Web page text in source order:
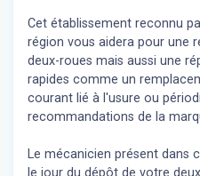
Cet établissement reconnu
région vous aidera pour une
deux-roues mais aussi une
rapides comme un
courant lié à l'usure ou
recommandations de la
Le mécanicien présent dans
le jour du dépôt de votre